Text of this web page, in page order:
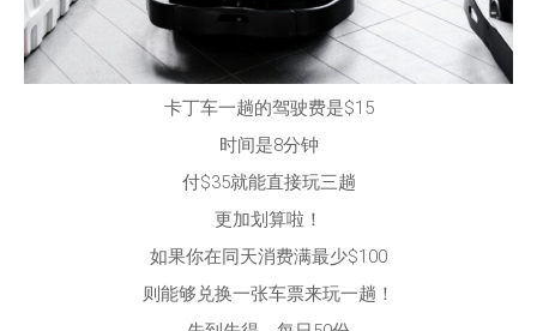
卡丁车一趟的驾驶费是$15
时间是8分钟
付$35就能直接玩三趟
更加划算啦！
如果你在同天消费满最少$100
则能够兑换一张车票来玩一趟！